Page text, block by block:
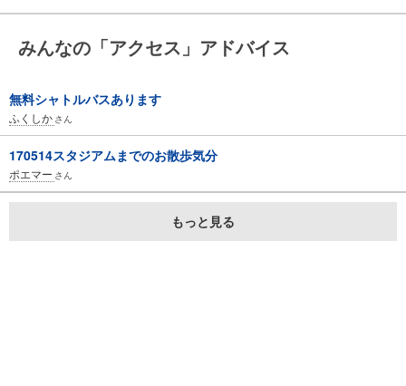
みんなの「アクセス」アドバイス
無料シャトルバスあります
ふくしか さん
170514スタジアムまでのお散歩気分
ポエマー さん
もっと見る